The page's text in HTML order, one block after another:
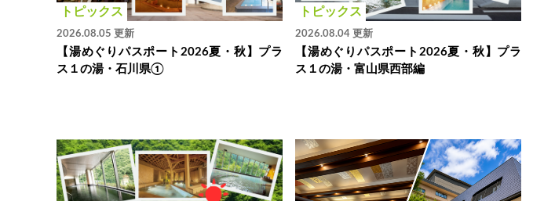
トピックス
2026.08.05 更新
【湯めぐりパスポート2026夏・秋】プラ
ス１の湯・石川県①
トピックス
2026.08.04 更新
【湯めぐりパスポート2026夏・秋】プラ
ス１の湯・富山県西部編